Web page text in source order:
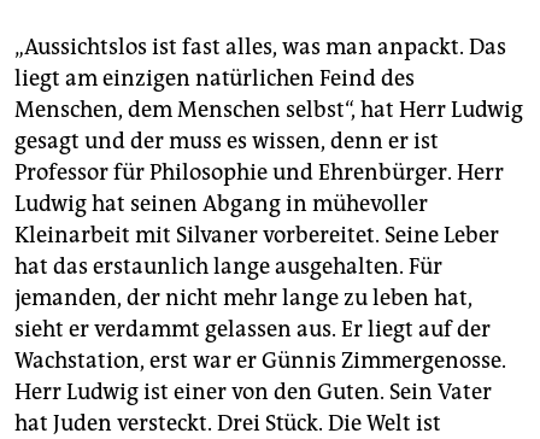
„Aussichtslos ist fast alles, was man anpackt. Das
liegt am einzigen natürlichen Feind des
Menschen, dem Menschen selbst“, hat Herr Ludwig
gesagt und der muss es wissen, denn er ist
Professor für Philosophie und Ehrenbürger. Herr
Ludwig hat seinen Abgang in mühevoller
Kleinarbeit mit Silvaner vorbereitet. Seine Leber
hat das erstaunlich lange ausgehalten. Für
jemanden, der nicht mehr lange zu leben hat,
sieht er verdammt gelassen aus. Er liegt auf der
Wachstation, erst war er Günnis Zimmergenosse.
Herr Ludwig ist einer von den Guten. Sein Vater
hat Juden versteckt. Drei Stück. Die Welt ist